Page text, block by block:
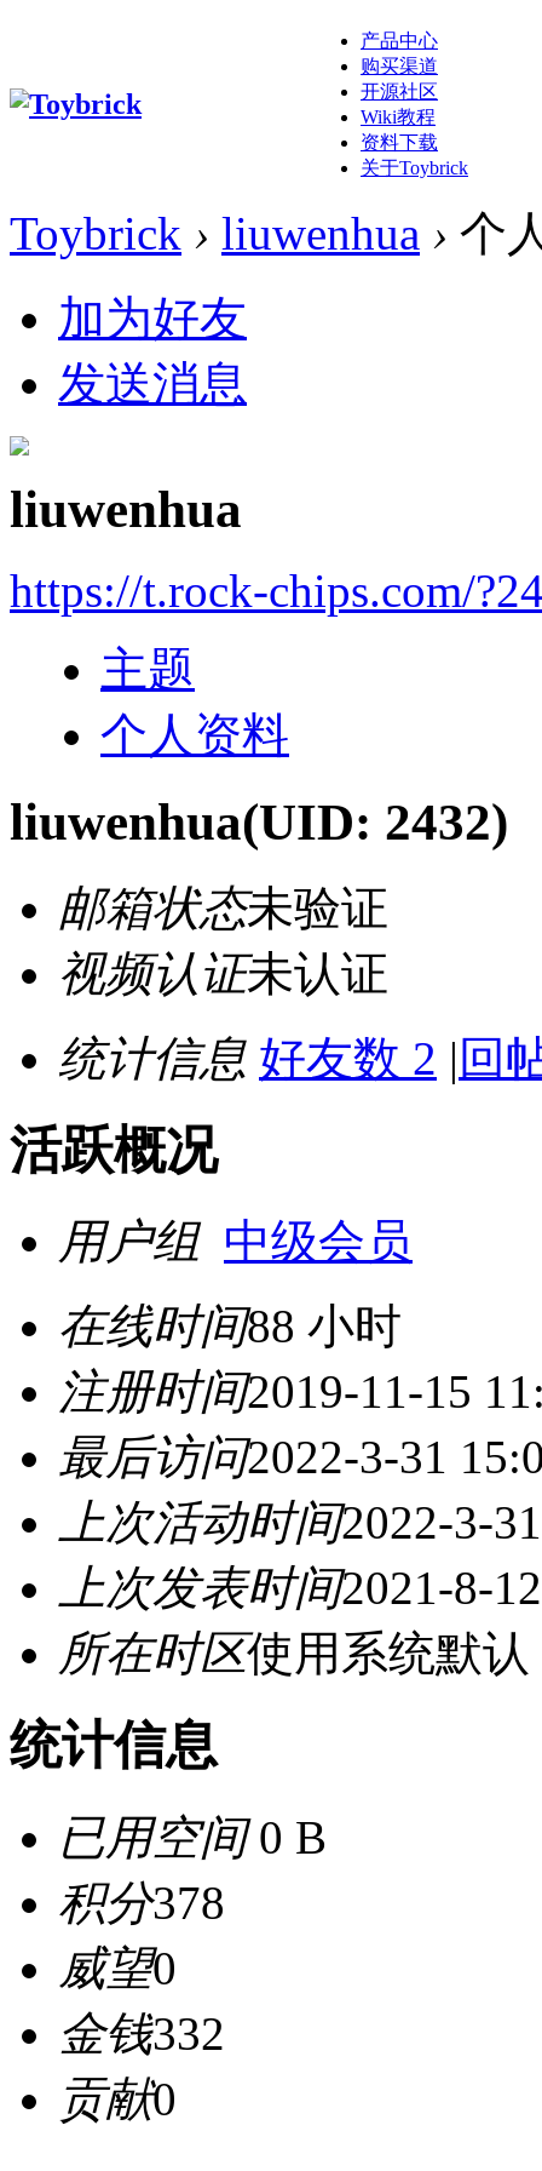
产品中心
购买渠道
开源社区
Wiki教程
资料下载
关于Toybrick
Toybrick › liuwenhua › 个
加为好友
发送消息
liuwenhua
https://t.rock-chips.com/
主题
个人资料
liuwenhua(UID: 2432)
邮箱状态未验证
视频认证未认证
统计信息 好友数 2 | 回
活跃概况
用户组 中级会员
在线时间88 小时
注册时间2019-11-15
最后访问2022-3-31
上次活动时间2022-3-
上次发表时间2021-8-
所在时区使用系统默认
统计信息
已用空间0 B
积分378
威望0
金钱332
贡献0